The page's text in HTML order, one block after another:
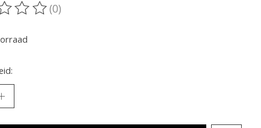
van dit product is
(0)